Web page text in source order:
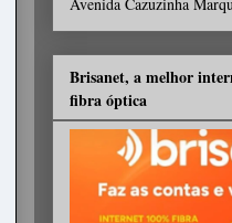
Avenida Cazuzinha
Brisanet, a melhor
fibra óptica